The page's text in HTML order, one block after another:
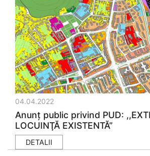
04.04.2022
Anunţ public privind PUD:
LOCUINŢĂ EXISTENTĂ”
DETALII